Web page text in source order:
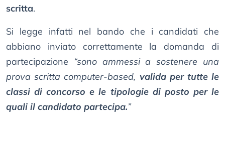
scritta.
Si legge infatti nel bando che i candidati che
abbiano inviato correttamente la domanda di
partecipazione “sono ammessi a sostenere una
prova scrittacomputer-based, valida per tutte le
classi di concorso e le tipologie di posto per le
quali il candidato partecipa.”